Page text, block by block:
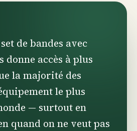
de bandes avec
donne accès à plus
la majorité des
le plus
— surtout en
quand on ne veut pas